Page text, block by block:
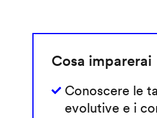
Cosa imparerai
Conoscere le
evolutive e i